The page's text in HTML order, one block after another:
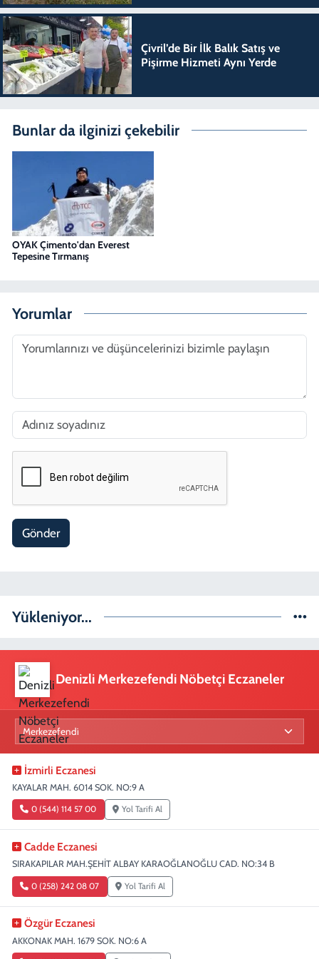
Çivril’de Bir İlk Balık Satış ve
Pişirme Hizmeti Aynı Yerde
Bunlar da ilginizi çekebilir
OYAK Çimento'dan Everest
Tepesine Tırmanış
Yorumlar
Gönder
Yükleniyor...
Denizli Merkezefendi Nöbetçi Eczaneler
İzmirli Eczanesi
KAYALAR MAH. 6014 SOK. NO:9 A
0 (544) 114 57 00 Yol Tarifi Al
Cadde Eczanesi
SIRAKAPILAR MAH.ŞEHİT ALBAY KARAOĞLANOĞLU CAD. NO:34 B
0 (258) 242 08 07 Yol Tarifi Al
Özgür Eczanesi
AKKONAK MAH. 1679 SOK. NO:6 A